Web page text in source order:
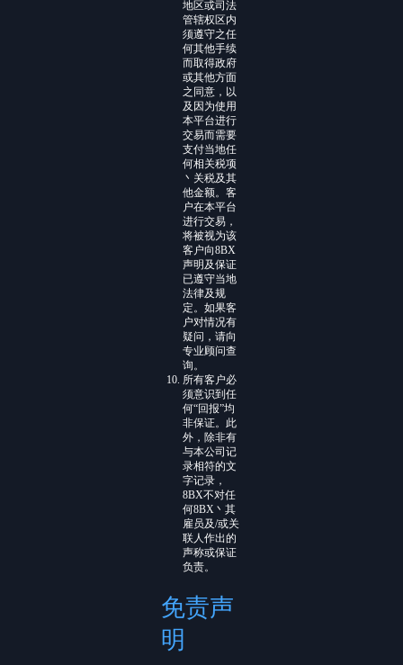
地区或司法
管辖权区内
须遵守之任
何其他手续
而取得政府
或其他方面
之同意，以
及因为使用
本平台进行
交易而需要
支付当地任
何相关税项
丶关税及其
他金额。客
户在本平台
进行交易，
将被视为该
客户向8BX
声明及保证
已遵守当地
法律及规
定。如果客
户对情况有
疑问，请向
专业顾问查
询。
所有客户必
须意识到任
何“回报”均
非保证。此
外，除非有
与本公司记
录相符的文
字记录，
8BX不对任
何8BX丶其
雇员及/或关
联人作出的
声称或保证
负责。
免责声
明